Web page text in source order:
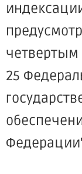
четвертым
25